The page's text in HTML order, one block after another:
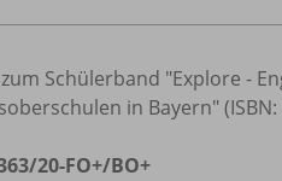
Schülerband "Explore -
in Bayern" (ISBN:
20-FO+/BO+